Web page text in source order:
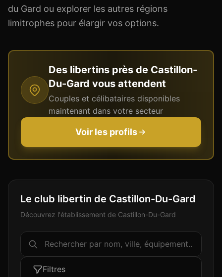
du Gard ou explorer les autres régions
limitrophes pour élargir vos options.
Des libertins près de Castillon-
Du-Gard vous attendent
Couples et célibataires disponibles
maintenant dans votre secteur
Voir les profils
Le club libertin de Castillon-Du-Gard
Découvrez l'établissement de Castillon-Du-Gard
Filtres